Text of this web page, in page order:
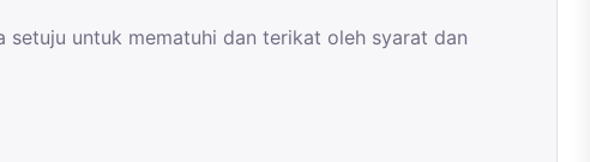
setuju untuk mematuhi dan terikat oleh syarat dan